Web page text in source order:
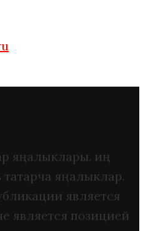
яңалыклары. иң
яңалыклар.
является
является позицией